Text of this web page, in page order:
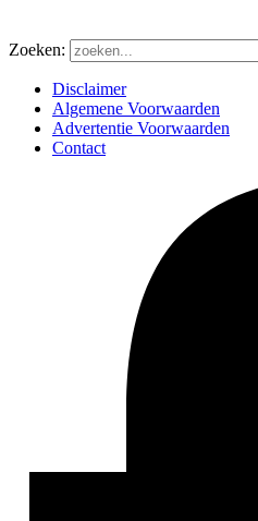
Zoeken:
Disclaimer
Algemene Voorwaarden
Advertentie Voorwaarden
Contact